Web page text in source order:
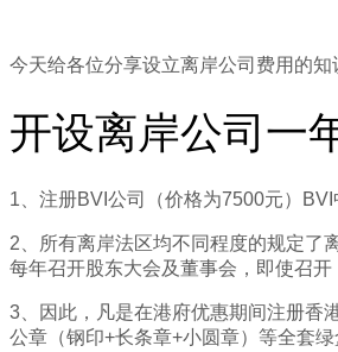
今天给各位分享设立离岸公司费用的
开设离岸公司一
1、注册BVI公司（价格为7500元）
2、所有离岸法区均不同程度的规定了
每年召开股东大会及董事会，即使召开
3、因此，凡是在港府优惠期间注册香
公章（钢印+长条章+小圆章）等全套绿